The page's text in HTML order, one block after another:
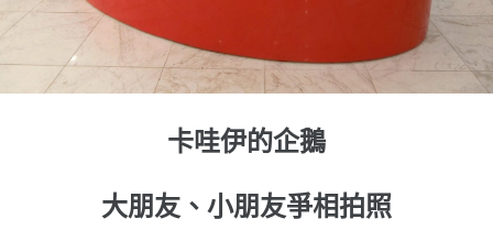
卡哇伊的企鵝
大朋友、小朋友爭相拍照